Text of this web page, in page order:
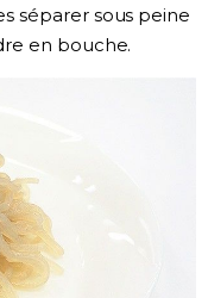
séparer sous peine
en bouche.